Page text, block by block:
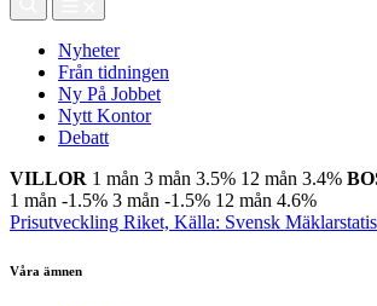
Nyheter
Från tidningen
Ny På Jobbet
Nytt Kontor
Debatt
VILLOR 1 mån 3 mån 3.5% 12 mån 3.4%
1 mån -1.5% 3 mån -1.5% 12 mån 4.6%
Prisutveckling Riket, Källa: Svensk
Våra ämnen